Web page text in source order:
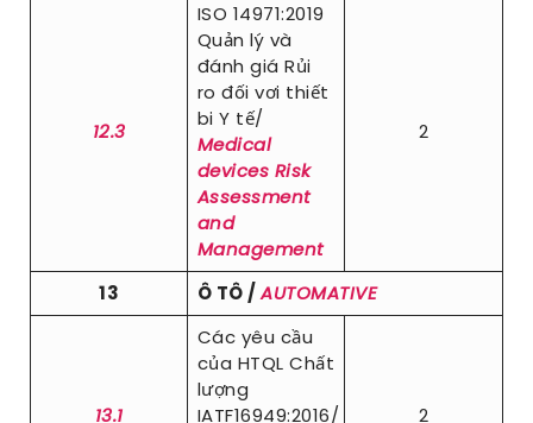
12.3
ISO 14971:2019
Quản lý và
đánh giá Rủi
ro đối vơi thiết
bi Y tế/
Medical
devices Risk
Assessment
and
Management
2
13 Ô TÔ /AUTOMATIVE
13.1
Các yêu cầu
của HTQL Chất
lượng
IATF16949:2016/
2